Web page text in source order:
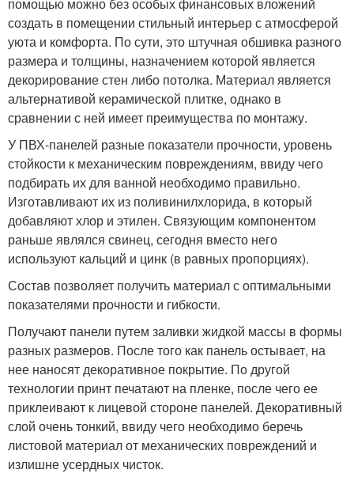
создать в помещении стильный интерьер с атмосферой
уюта и комфорта. По сути, это штучная обшивка разного
размера и толщины, назначением которой является
декорирование стен либо потолка. Материал является
альтернативой керамической плитке, однако в
сравнении с ней имеет преимущества по монтажу.
У ПВХ-панелей разные показатели прочности, уровень
стойкости к механическим повреждениям, ввиду чего
подбирать их для ванной необходимо правильно.
Изготавливают их из поливинилхлорида, в который
добавляют хлор и этилен. Связующим компонентом
раньше являлся свинец, сегодня вместо него
используют кальций и цинк (в равных пропорциях).
Состав позволяет получить материал с оптимальными
показателями прочности и гибкости.
Получают панели путем заливки жидкой массы в формы
разных размеров. После того как панель остывает, на
нее наносят декоративное покрытие. По другой
технологии принт печатают на пленке, после чего ее
приклеивают к лицевой стороне панелей. Декоративный
слой очень тонкий, ввиду чего необходимо беречь
листовой материал от механических повреждений и
излишне усердных чисток.